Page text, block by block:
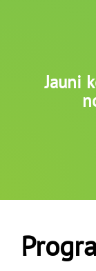
Jauni